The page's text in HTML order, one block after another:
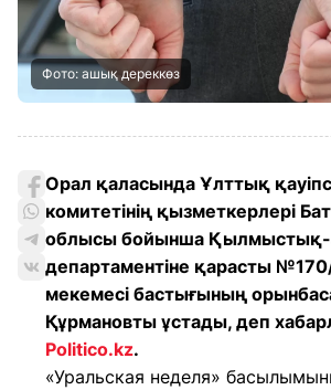
Фото: ашық дереккөз
Орал қаласында Ұлттық
комитетінің қызметкерлері
облысы бойынша Қылмыстық-
департаментіне қарасты
мекемесі бастығының
Құрмановты ұстады, деп
Politico.kz.
«Уральская неделя»